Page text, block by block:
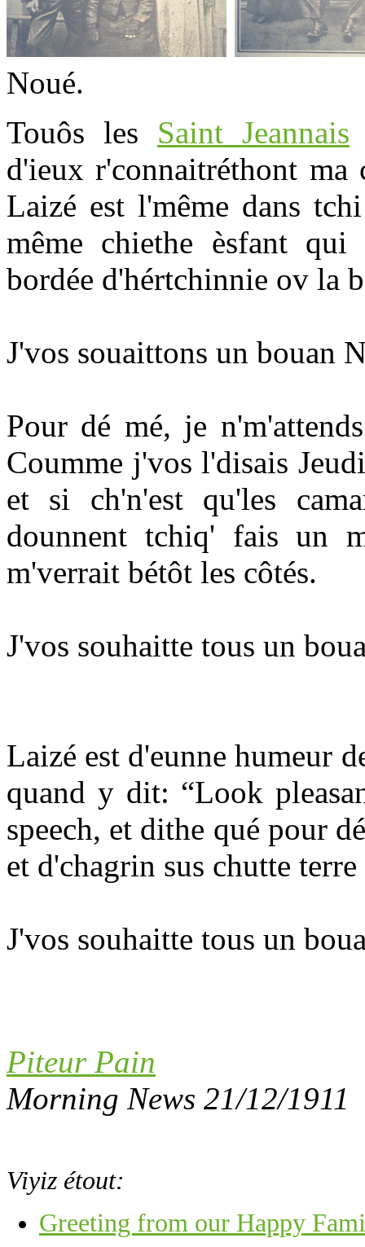
Noué.
Touôs les Saint Jeannais
d'ieux r'connaitréthont ma
Laizé est l'même dans
même chiethe èsfant qui
bordée d'hértchinnie ov la
J'vos souaittons un bouan
Pour dé mé, je
Coumme j'vos l'disais
et si ch'n'est qu'les
dounnent tchiq' fais un
m'verrait bétôt les côtés.
J'vos souhaitte tous un
Laizé est d'eunne humeur
quand y dit: “Look
speech, et dithe qué pour
et d'chagrin sus chutte terre
J'vos souhaitte tous un
Piteur Pain
Morning News 21/12/1911
Viyiz étout:
Greeting from our Happy